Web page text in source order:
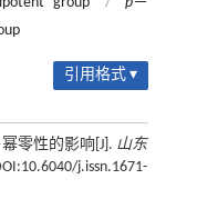
引用格式 ▾
零性的影响[J]. 山东
j.issn.1671-